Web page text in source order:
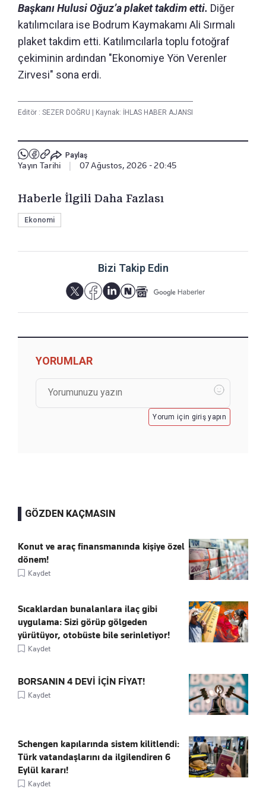
Başkanı Hulusi Oğuz’a plaket takdim etti. Diğer
katılımcılara ise Bodrum Kaymakamı Ali Sırmalı
plaket takdim etti. Katılımcılarla toplu fotoğraf
çekiminin ardından "Ekonomiye Yön Verenler
Zirvesi" sona erdi.
Editör : SEZER DOĞRU Kaynak: İHLAS HABER AJANSI
Paylaş
Yayın Tarihi 07 Ağustos, 2026 - 20:45
Haberle İlgili Daha Fazlası
Ekonomi
Bizi Takip Edin
YORUMLAR
Yorum için giriş yapın
GÖZDEN KAÇMASIN
Konut ve araç finansmanında kişiye özel
dönem!
Kaydet
Sıcaklardan bunalanlara ilaç gibi
uygulama: Sizi görüp gölgeden
yürütüyor, otobüste bile serinletiyor!
Kaydet
BORSANIN 4 DEVİ İÇİN FİYAT!
Kaydet
Schengen kapılarında sistem kilitlendi:
Türk vatandaşlarını da ilgilendiren 6
Eylül kararı!
Kaydet